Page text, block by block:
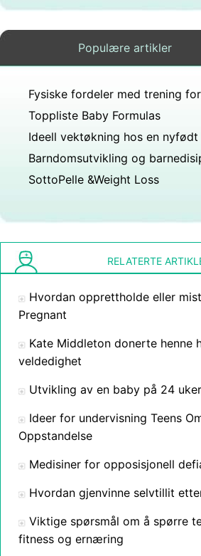
Populære artikler
Toppliste Baby Formulas
Barndomsutvikling og
SottoPelle &Weight Loss
RELATERTE
Hvordan opprettholde eller
Pregnant
Kate Middleton donerte henne
veldedighet
Utvikling av en baby på 24 uker
Ideer for undervisning Teens
Oppstandelse
Medisiner for opposisjonell
Hvordan gjenvinne selvtillit
Viktige spørsmål om å spørre
fitness og ernæring